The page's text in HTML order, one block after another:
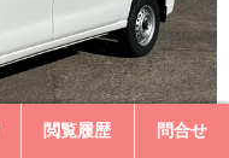
閲覧履歴 問合せ